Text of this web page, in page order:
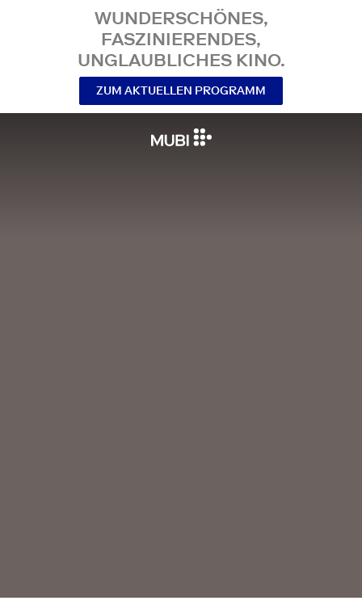
WUNDERSCHÖNES,
FASZINIERENDES,
UNGLAUBLICHES KINO.
ZUM AKTUELLEN PROGRAMM